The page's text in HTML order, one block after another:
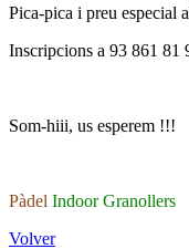
Pica-pica i preu especial
Inscripcions a 93 861 81
Som-hiii, us esperem !!!
Pàdel Indoor Granollers
Volver